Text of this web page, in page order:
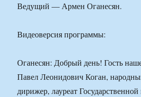
Ведущий — Армен Оганесян.
Видеоверсия программы:
Оганесян: Добрый день! Гость
Павел Леонидович Коган,
дирижер, лауреат